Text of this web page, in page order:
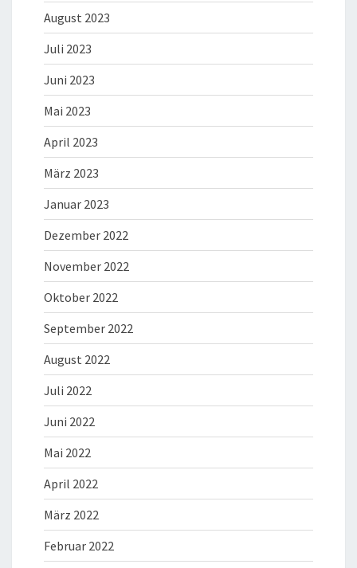
August 2023
Juli 2023
Juni 2023
Mai 2023
April 2023
März 2023
Januar 2023
Dezember 2022
November 2022
Oktober 2022
September 2022
August 2022
Juli 2022
Juni 2022
Mai 2022
April 2022
März 2022
Februar 2022